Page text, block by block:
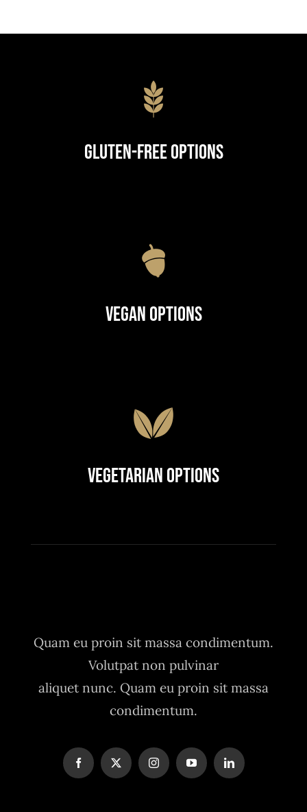
Gluten-Free Options
Vegan Options
Vegetarian Options
Quam eu proin sit massa condimentum.
Volutpat non pulvinar
aliquet nunc. Quam eu proin sit massa
condimentum.